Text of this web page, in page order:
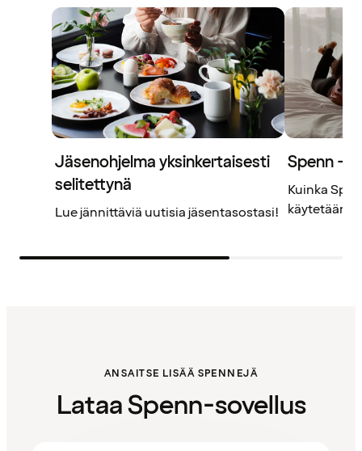
Jäsenohjelma yksinkertaisesti
selitettynä
Lue jännittäviä uutisia jäsentasostasi!
Spenn –
Kuinka
käytetään?
ANSAITSE LISÄÄ SPENNEJÄ
Lataa Spenn-sovellus